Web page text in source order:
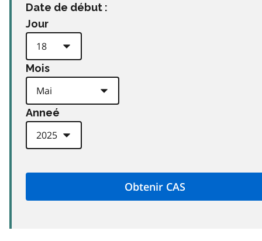
Date de début :
Jour
Mois
Anneé